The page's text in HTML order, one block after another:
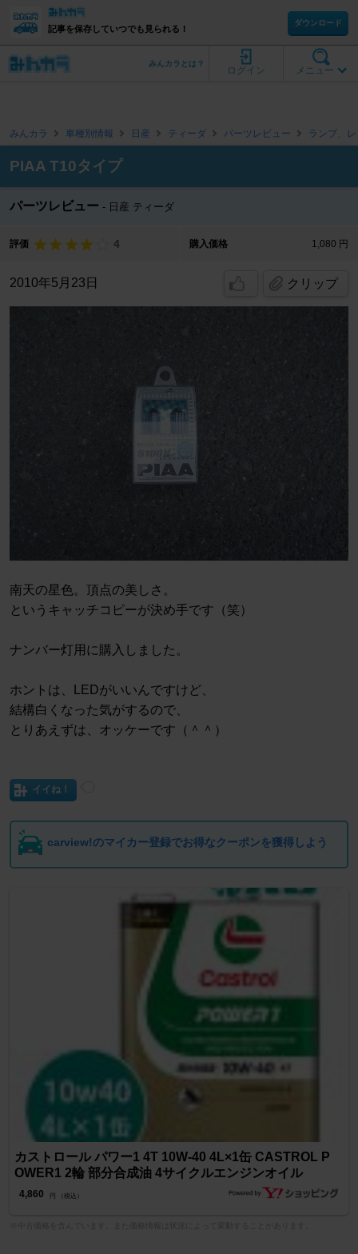
記事を保存していつでも見られる！
ダウンロード
メニュー
ログイン
みんカラとは？
みんカラ 車種別情報 日産 ティーダ パーツレビュー ランプ、
PIAA T10タイプ
パーツレビュー 日産 ティーダ
評価 4 購入価格 1,080 円
2010年5月23日 クリップ
南天の星色。頂点の美しさ。
というキャッチコピーが決め手です（笑）
ナンバー灯用に購入しました。
ホントは、LEDがいいんですけど、
結構白くなった気がするので、
とりあえずは、オッケーです（＾＾）
イイね！
carview!のマイカー登録でお得なクーポンを獲得しよう
カストロール パワー1 4T 10W-40 4L×1缶 CASTROL P
OWER1 2輪 部分合成油 4サイクルエンジンオイル
4,860 円 （税込）